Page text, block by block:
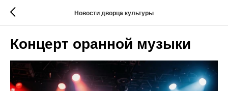
Новости дворца культуры
Концерт оранной музыки